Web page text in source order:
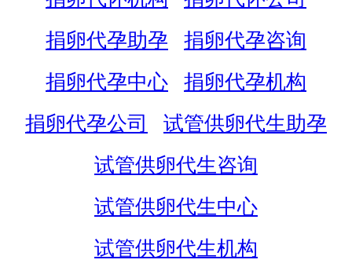
捐卵代孕助孕
捐卵代孕咨询
捐卵代孕中心
捐卵代孕机构
捐卵代孕公司
试管供卵代生助孕
试管供卵代生咨询
试管供卵代生中心
试管供卵代生机构